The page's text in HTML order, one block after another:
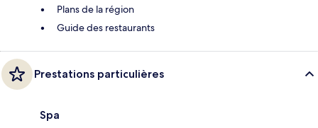
Plans de la région
Guide des restaurants
Prestations particulières
Spa